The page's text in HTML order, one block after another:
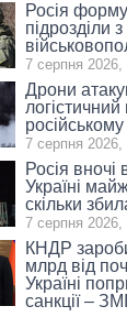
Росія
підрозділи
7 серпня 2026,
Дрони
7 серпня 2026,
Росія вночі
Україні
скільки
7 серпня 2026,
КНДР
млрд від
Україні
санкції – ЗМІ